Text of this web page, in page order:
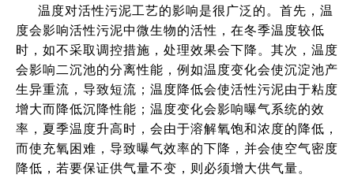
温度对活性污泥工艺的影响是很广泛的。首先，温
度会影响活性污泥中微生物的活性，在冬季温度较低
时，如不采取调控措施，处理效果会下降。其次，温度
会影响二沉池的分离性能，例如温度变化会使沉淀池产
生异重流，导致短流；温度降低会使活性污泥由于粘度
增大而降低沉降性能；温度变化会影响曝气系统的效
率，夏季温度升高时，会由于溶解氧饱和浓度的降低，
而使充氧困难，导致曝气效率的下降，并会使空气密度
降低，若要保证供气量不变，则必须增大供气量。